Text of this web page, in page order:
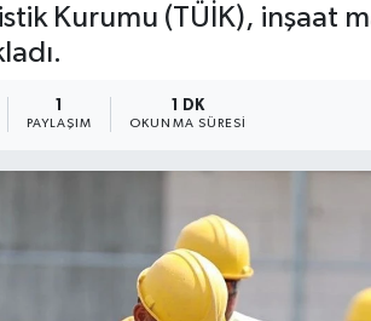
Kurumu (TÜİK), inşaat
PAYLAŞIM
1 DK
OKUNMA SÜRESI
Fikstür